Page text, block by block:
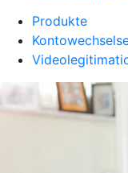
Produkte